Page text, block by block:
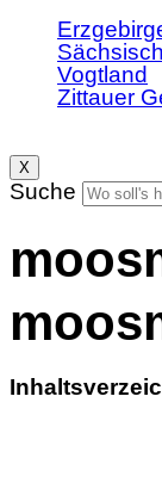
Vogtland
Zittauer
X
Suche